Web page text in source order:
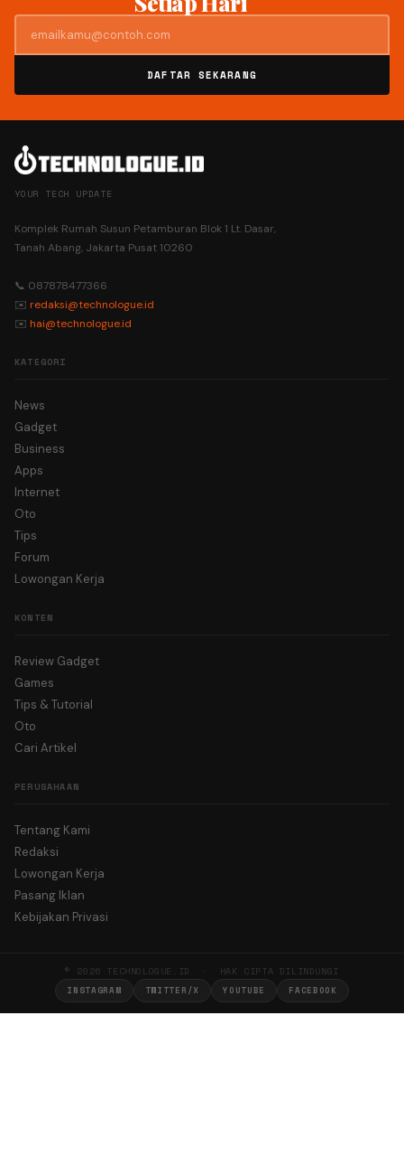
DAFTAR SEKARANG
YOUR TECH UPDATE
Komplek Rumah Susun Petamburan Blok 1 Lt. Dasar,
Tanah Abang, Jakarta Pusat 10260
📞 087878477366
✉️ redaksi@technologue.id
✉️ hai@technologue.id
KATEGORI
News
Gadget
Business
Apps
Internet
Oto
Tips
Forum
Lowongan Kerja
KONTEN
Review Gadget
Games
Tips & Tutorial
Oto
Cari Artikel
PERUSAHAAN
Tentang Kami
Redaksi
Lowongan Kerja
Pasang Iklan
Kebijakan Privasi
© 2026 TECHNOLOGUE.ID · HAK CIPTA DILINDUNGI
INSTAGRAM TWITTER/X YOUTUBE FACEBOOK